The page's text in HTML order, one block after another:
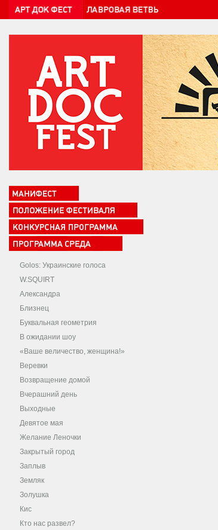
Golos: Украинские голоса
W.SQUIRT
Александра
Близнец
Буквальная геометрия
В ожидании шоу
«Ваше величество, женщина!»
Веревки
Возвращение домой
Вчерашний день
Выходные
Девятое мая
Желание Леночки
Закрытый город
Заплыв
Земляк
Золушка
Кис
Кто нас развел?